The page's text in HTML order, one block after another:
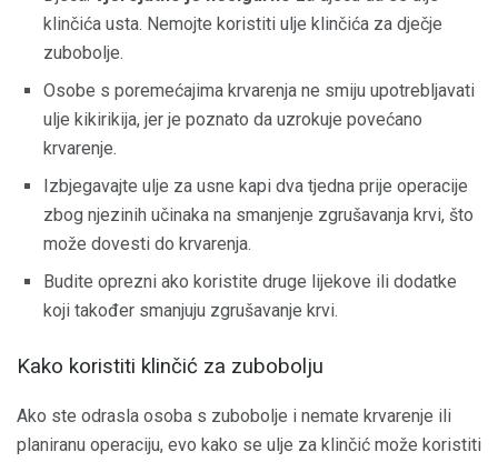
klinčića usta. Nemojte koristiti ulje klinčića za dječje
zubobolje.
Osobe s poremećajima krvarenja ne smiju upotrebljavati
ulje kikirikija, jer je poznato da uzrokuje povećano
krvarenje.
Izbjegavajte ulje za usne kapi dva tjedna prije operacije
zbog njezinih učinaka na smanjenje zgrušavanja krvi, što
može dovesti do krvarenja.
Budite oprezni ako koristite druge lijekove ili dodatke
koji također smanjuju zgrušavanje krvi.
Kako koristiti klinčić za zubobolju
Ako ste odrasla osoba s zubobolje i nemate krvarenje ili
planiranu operaciju, evo kako se ulje za klinčić može koristiti